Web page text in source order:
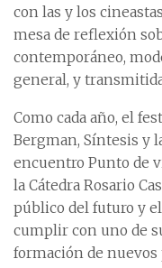
con las y los
mesa de reflexión
contemporáneo,
general, y
Como cada año, el
Bergman, Síntesis y
encuentro Punto de
la Cátedra Rosario
público del futuro y
cumplir con uno de
formación de nuevos